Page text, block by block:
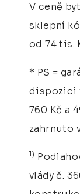
V ceně
sklepní
od 74 tis.
* PS =
dispozici
760 Kč a
zahrnuto
1)
vlády č.